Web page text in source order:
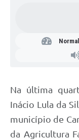
Na última
Inácio Lula da
município de
da Agricultura